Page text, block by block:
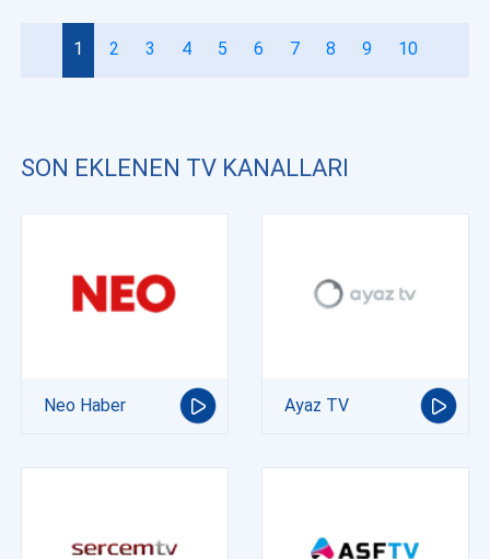
1 2 3 4 5 6 7 8 9 10
SON EKLENEN TV KANALLARI
Neo Haber Ayaz TV